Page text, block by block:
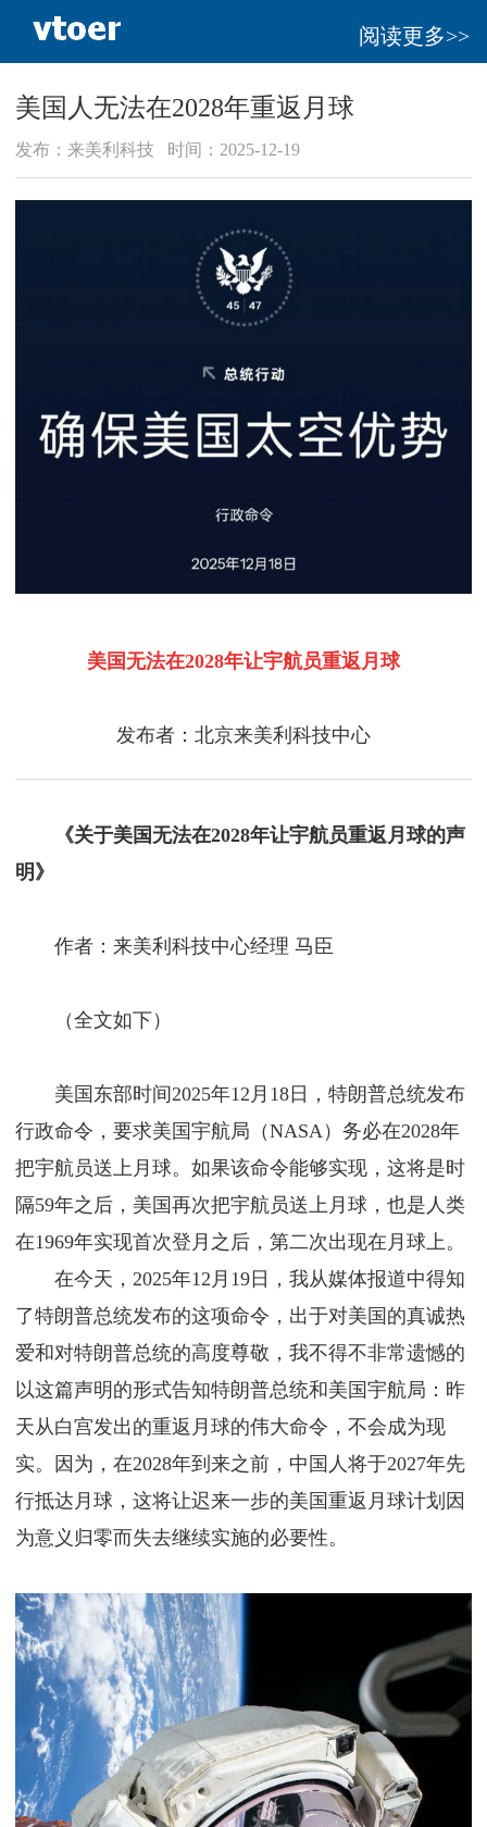
阅读更多>>
美国人无法在2028年重返月球
发布：来美利科技 时间：2025-12-19
美国无法在2028年让宇航员重返月球
发布者：北京来美利科技中心
《关于美国无法在2028年让宇航员重返月球的声
明》
作者：来美利科技中心经理 马臣
（全文如下）
美国东部时间2025年12月18日，特朗普总统发布
行政命令，要求美国宇航局（NASA）务必在2028年
把宇航员送上月球。如果该命令能够实现，这将是时
隔59年之后，美国再次把宇航员送上月球，也是人类
在1969年实现首次登月之后，第二次出现在月球上。
在今天，2025年12月19日，我从媒体报道中得知
了特朗普总统发布的这项命令，出于对美国的真诚热
爱和对特朗普总统的高度尊敬，我不得不非常遗憾的
以这篇声明的形式告知特朗普总统和美国宇航局：昨
天从白宫发出的重返月球的伟大命令，不会成为现
实。因为，在2028年到来之前，中国人将于2027年先
行抵达月球，这将让迟来一步的美国重返月球计划因
为意义归零而失去继续实施的必要性。